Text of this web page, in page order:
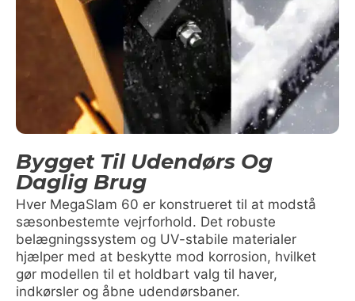
Bygget Til Udendørs Og
Daglig Brug
Hver MegaSlam 60 er konstrueret til at modstå
sæsonbestemte vejrforhold. Det robuste
belægningssystem og UV-stabile materialer
hjælper med at beskytte mod korrosion, hvilket
gør modellen til et holdbart valg til haver,
indkørsler og åbne udendørsbaner.